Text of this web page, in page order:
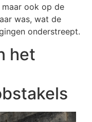
ook op de
was, wat de
onderstreept.
het